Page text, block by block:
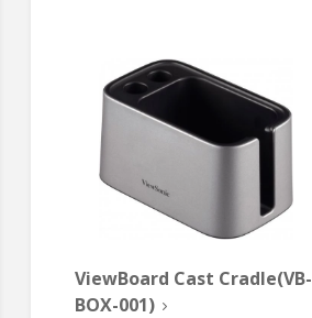
ViewBoard Cast Cradle(VB-
BOX-001)